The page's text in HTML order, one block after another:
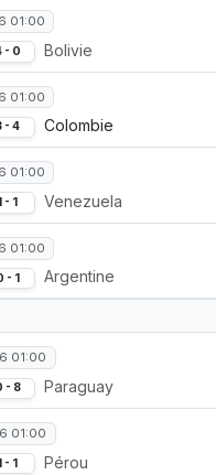
01:00
- 0 Bolivie
01:00
- 4 Colombie
01:00
- 1 Venezuela
01:00
- 1 Argentine
01:00
- 8 Paraguay
01:00
- 1 Pérou